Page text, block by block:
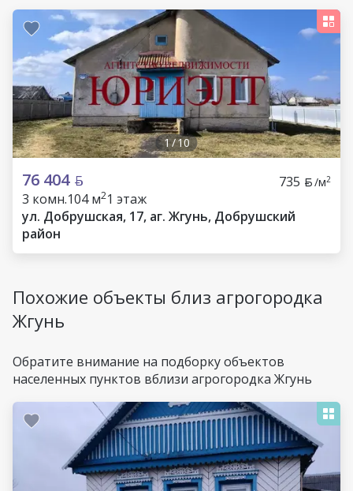
1/10
76 404 735 /м2
3 комн.104 м21 этаж
ул. Добрушская, 17, аг. Жгунь, Добрушский
район
Похожие объекты близ агрогородка
Жгунь
Обратите внимание на подборку объектов
населенных пунктов вблизи агрогородка Жгунь